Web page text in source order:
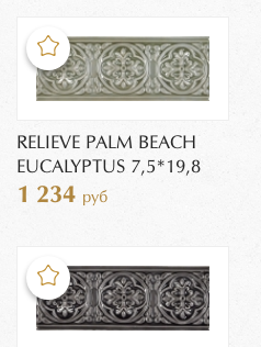
RELIEVE PALM BEACH
EUCALYPTUS 7,5*19,8
1 234 руб